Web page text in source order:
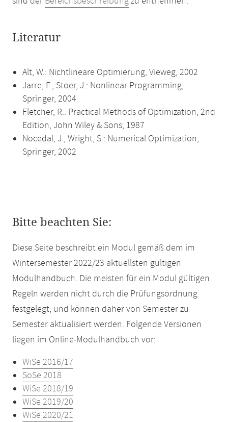
Literatur
Alt, W.: Nichtlineare Optimierung, Vieweg, 2002
Jarre, F., Stoer, J.: Nonlinear Programming,
Springer, 2004
Fletcher, R.: Practical Methods of Optimization, 2nd
Edition, John Wiley & Sons, 1987
Nocedal, J., Wright, S.: Numerical Optimization,
Springer, 2002
Bitte beachten Sie:
Diese Seite beschreibt ein Modul gemäß dem im
Wintersemester 2022/23 aktuellsten gültigen
Modulhandbuch. Die meisten für ein Modul gültigen
Regeln werden nicht durch die Prüfungsordnung
festgelegt, und können daher von Semester zu
Semester aktualisiert werden. Folgende Versionen
liegen im Online-Modulhandbuch vor:
WiSe 2016/17
SoSe 2018
WiSe 2018/19
WiSe 2019/20
WiSe 2020/21